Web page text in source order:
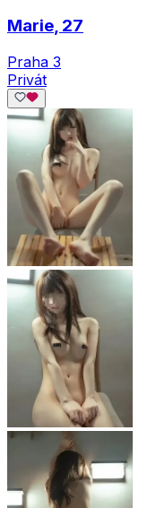
Marie, 27
Praha 3
Privát